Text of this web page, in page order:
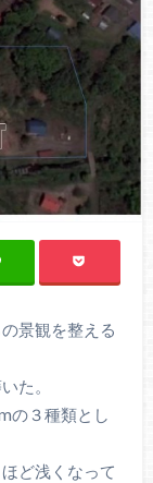
景観を整える
た。
の３種類とし
ど浅くなって